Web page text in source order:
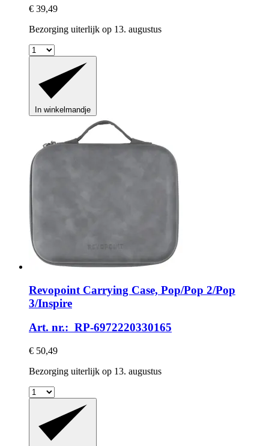
€ 39,49
Bezorging uiterlijk op 13. augustus
In winkelmandje
Revopoint Carrying Case, Pop/Pop 2/Pop
3/Inspire
Art. nr.: RP-6972220330165
€ 50,49
Bezorging uiterlijk op 13. augustus